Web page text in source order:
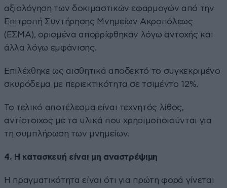
αξιολόγηση των δοκιμαστικών εφαρμογών από την
Επιτροπή Συντήρησης Μνημείων Ακροπόλεως
(ΕΣΜΑ), ορισμένα απορρίφθηκαν λόγω αντοχής και
άλλα λόγω εμφάνισης.
Επιλέχθηκε ως αισθητικά αποδεκτό το συγκεκριμένο
σκυρόδεμα με περιεκτικότητα σε τσιμέντο 12%.
Το τελικό αποτέλεσμα είναι τεχνητός λίθος,
αντίστοιχος με τα υλικά που χρησιμοποιούνται για
τη συμπλήρωση των μνημείων.
4. Η κατασκευή είναι μη αναστρέψιμη
Η πραγματικότητα είναι ότι για πρώτη φορά γίνεται